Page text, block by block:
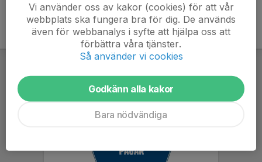
Vi använder oss av kakor (cookies) för att vår
webbplats ska fungera bra för dig. De används
även för webbanalys i syfte att hjälpa oss att
förbättra våra tjänster.
Så använder vi cookies
Godkänn alla kakor
Bara nödvändiga